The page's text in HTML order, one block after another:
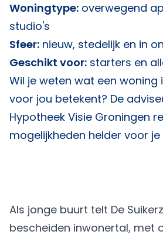
Woningtype: overwegend
studio's
Sfeer: nieuw, stedelijk en in
Geschikt voor: starters en
Wil je weten wat een woning
voor jou betekent? De
Hypotheek Visie Groningen
mogelijkheden helder voor
Als jonge buurt telt De
bescheiden inwonertal, met